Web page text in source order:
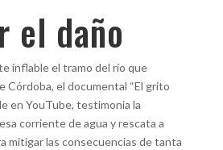
el daño
inflable el tramo del río que
Córdoba, el documental “El grito
en YouTube, testimonia la
corriente de agua y rescata a
mitigar las consecuencias de tanta